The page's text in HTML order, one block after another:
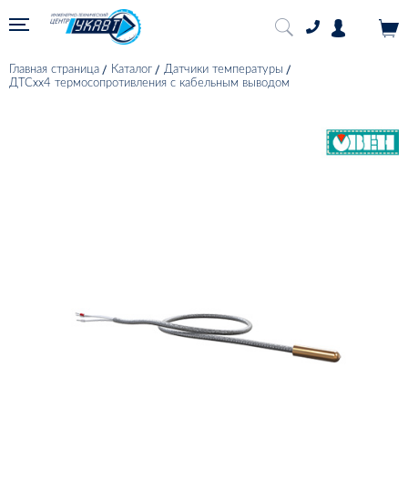
Главная страница Каталог
Датчики температуры
ДТСхх4 термосопротивления с кабельным выводом